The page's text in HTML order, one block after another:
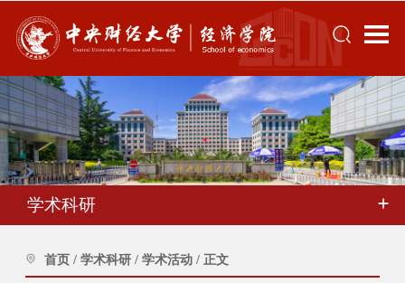
学术科研
首页 / 学术科研 / 学术活动 / 正文